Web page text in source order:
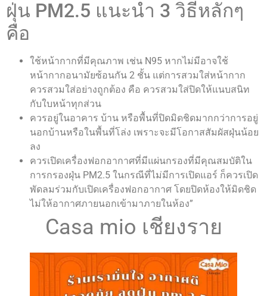
ฝุ่น PM2.5 แนะนำ 3 วิธีหลักๆ
คือ
ใช้หน้ากากที่มีคุณภาพ เช่น N95 หากไม่มีอาจใช้
หน้ากากอนามัยซ้อนกัน 2 ชั้น แต่การสวมใส่หน้ากาก
ควรสวมใส่อย่างถูกต้อง คือ ควรสวมใส่ปิดให้แนบสนิท
กับใบหน้าทุกส่วน
ควรอยู่ในอาคาร บ้าน หรือพื้นที่ปิดมิดชิดมากกว่าการอยู่
นอกบ้านหรือในพื้นที่โล่ง เพราะจะมีโอกาสสัมผัสฝุ่นน้อย
ลง
ควรเปิดเครื่องฟอกอากาศที่มีแผ่นกรองที่มีคุณสมบัติใน
การกรองฝุ่น PM2.5 ในกรณีที่ไม่มีการเปิดแอร์ ก็ควรเปิด
พัดลมร่วมกับเปิดเครื่องฟอกอากาศ โดยปิดห้องให้มิดชิด
ไม่ให้อากาศภายนอกเข้ามาภายในห้อง”
Casa mio เชียงราย